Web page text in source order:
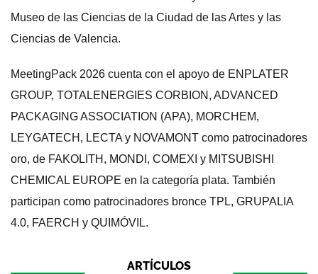
Museo de las Ciencias de la Ciudad de las Artes y las
Ciencias de Valencia.
MeetingPack 2026 cuenta con el apoyo de ENPLATER
GROUP, TOTALENERGIES CORBION, ADVANCED
PACKAGING ASSOCIATION (APA), MORCHEM,
LEYGATECH, LECTA y NOVAMONT como patrocinadores
oro, de FAKOLITH, MONDI, COMEXI y MITSUBISHI
CHEMICAL EUROPE en la categoría plata. También
participan como patrocinadores bronce TPL, GRUPALIA
4.0, FAERCH y QUIMÓVIL.
ARTÍCULOS